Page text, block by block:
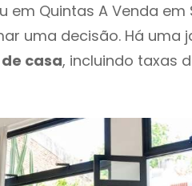
Quintas A Venda em
uma decisão. Há uma
casa, incluindo taxas